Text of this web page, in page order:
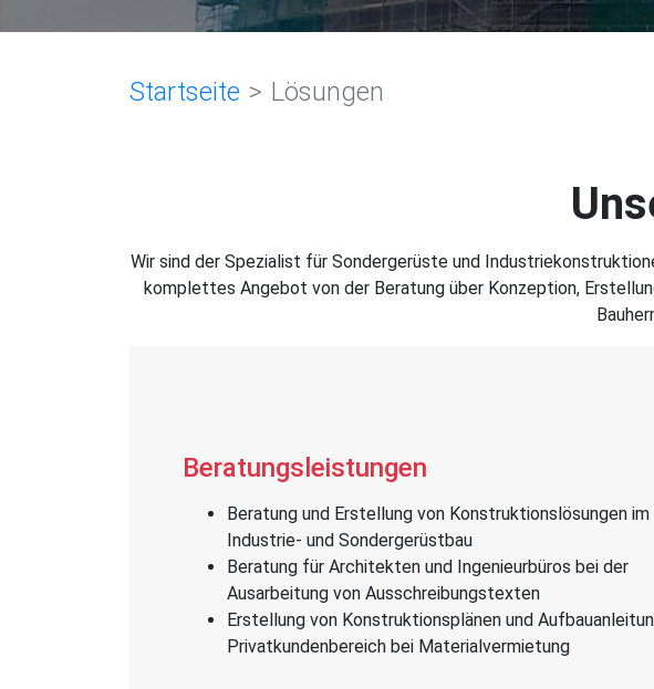
Startseite Lösungen
Wir sind der Spezialist für Sondergerüste und
komplettes Angebot von der Beratung über Konzeption,
Beratungsleistungen
Beratung und Erstellung von Konstruktionslösungen im
Industrie- und Sondergerüstbau
Beratung für Architekten und Ingenieurbüros bei der
Ausarbeitung von Ausschreibungstexten
Erstellung von Konstruktionsplänen und
Privatkundenbereich bei Materialvermietung